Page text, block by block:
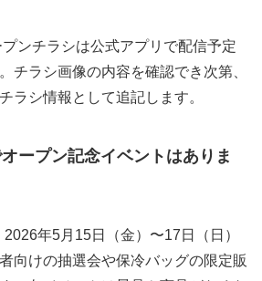
ンチラシは公式アプリで配信予定
チラシ画像の内容を確認でき次第、
ラシ情報として追記します。
ープン記念イベントはありま
年5月15日（金）〜17日（日）
向けの抽選会や保冷バッグの限定販